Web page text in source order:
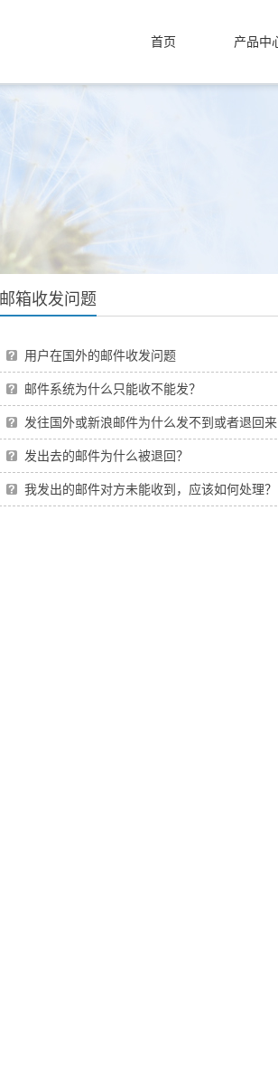
首页 产品中
邮箱收发问题
用户在国外的邮件收发问题
邮件系统为什么只能收不能发？
发往国外或新浪邮件为什么发不到或者退回来
发出去的邮件为什么被退回？
我发出的邮件对方未能收到，应该如何处理？